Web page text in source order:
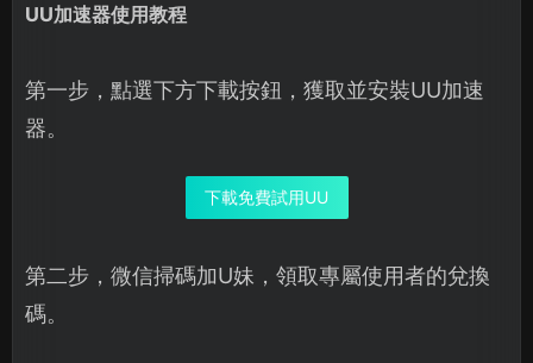
UU加速器使用教程
第一步，點選下方下載按鈕，獲取並安裝UU加速
器。
下載免費試用UU
第二步，微信掃碼加U妹，領取專屬使用者的兌換
碼。